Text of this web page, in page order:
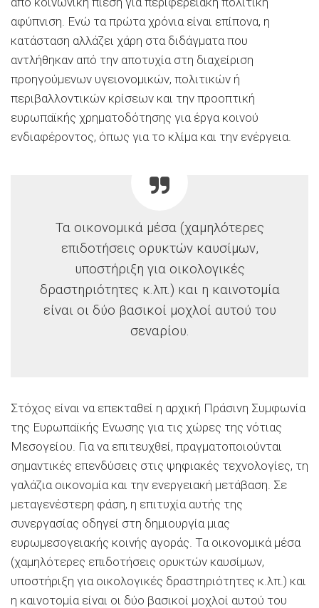
αφύπνιση. Ενώ τα πρώτα χρόνια είναι επίπονα, η
κατάσταση αλλάζει χάρη στα διδάγματα που
αντλήθηκαν από την αποτυχία στη διαχείριση
προηγούμενων υγειονομικών, πολιτικών ή
περιβαλλοντικών κρίσεων και την προοπτική
ευρωπαϊκής χρηματοδότησης για έργα κοινού
ενδιαφέροντος, όπως για το κλίμα και την ενέργεια.
Τα οικονομικά μέσα (χαμηλότερες
επιδοτήσεις ορυκτών καυσίμων,
υποστήριξη για οικολογικές
δραστηριότητες κ.λπ.) και η καινοτομία
είναι οι δύο βασικοί μοχλοί αυτού του
σεναρίου.
Στόχος είναι να επεκταθεί η αρχική Πράσινη Συμφωνία
της Ευρωπαϊκής Ενωσης για τις χώρες της νότιας
Μεσογείου. Για να επιτευχθεί, πραγματοποιούνται
σημαντικές επενδύσεις στις ψηφιακές τεχνολογίες, τη
γαλάζια οικονομία και την ενεργειακή μετάβαση. Σε
μεταγενέστερη φάση, η επιτυχία αυτής της
συνεργασίας οδηγεί στη δημιουργία μιας
ευρωμεσογειακής κοινής αγοράς. Τα οικονομικά μέσα
(χαμηλότερες επιδοτήσεις ορυκτών καυσίμων,
υποστήριξη για οικολογικές δραστηριότητες κ.λπ.) και
η καινοτομία είναι οι δύο βασικοί μοχλοί αυτού του